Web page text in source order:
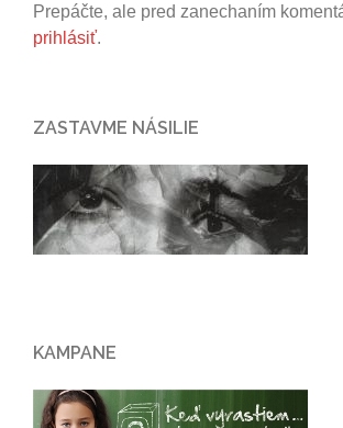
Prepáčte, ale pred zanechaním
prihlásiť.
ZASTAVME NÁSILIE
KAMPANE